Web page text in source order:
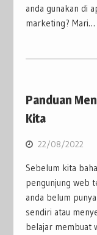
anda gunakan di
marketing? Mari…
Panduan
Kita
22/08/2022
Sebelum kita
pengunjung web
anda belum
sendiri atau
belajar membuat